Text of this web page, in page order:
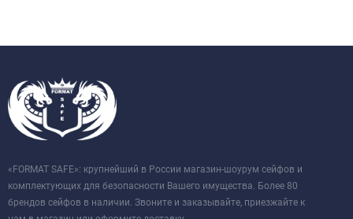
«FORMAT SAFE»: крупнейший в России магазин-шоурум сейфов и
комплектующих для безопасности Вашего имущества. Более 80
брендов сейфов в наличии. Звоните и заказывайте, приезжайте к